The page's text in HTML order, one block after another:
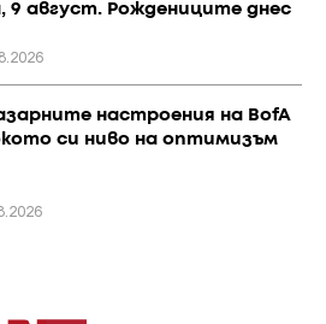
август. Рождениците днес
настроения на BofA
си ниво на оптимизъм